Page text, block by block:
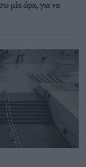
μία ώρα, για να